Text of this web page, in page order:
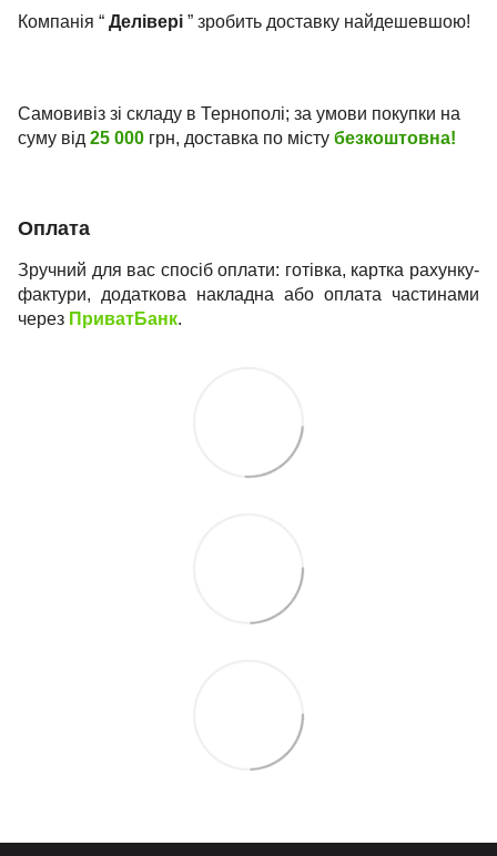
Компанія “ Делівері ” зробить доставку найдешевшою!
Самовивіз зі складу в Тернополі; за умови покупки на
суму від 25 000 грн, доставка по місту безкоштовна!
Оплата
Зручний для вас спосіб оплати: готівка, картка рахунку-
фактури, додаткова накладна або оплата частинами
через ПриватБанк.